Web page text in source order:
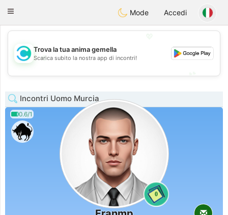
olombiaCitas
Toggle
Mode Accedi
💖
💕
Trova la tua anima gemella
Scarica subito la nostra app di incontri!
Incontri Uomo Murcia
0.6/1
0